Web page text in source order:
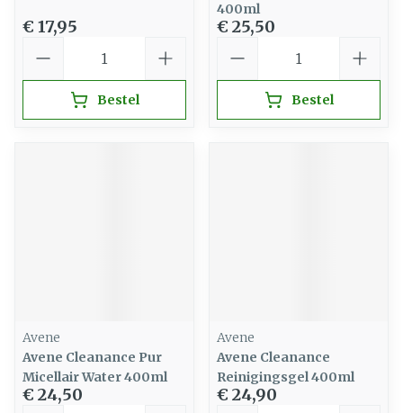
€ 17,95
Bestel
400ml
€ 25,50
Bestel
Avene
Avene Cleanance Pur
Micellair Water 400ml
€ 24,50
Avene
Avene Cleanance
Reinigingsgel 400ml
€ 24,90